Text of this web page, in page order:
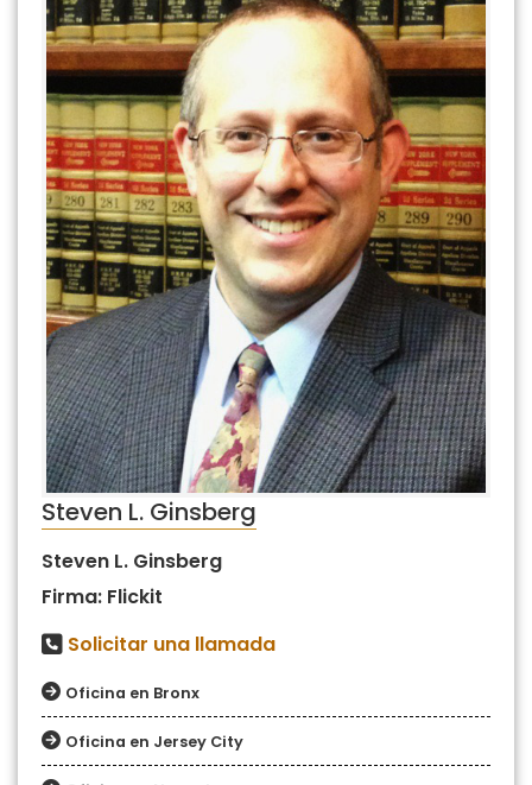
Steven L. Ginsberg
Steven L. Ginsberg
Firma: Flickit
Solicitar una llamada
Oficina en Bronx
Oficina en Jersey City